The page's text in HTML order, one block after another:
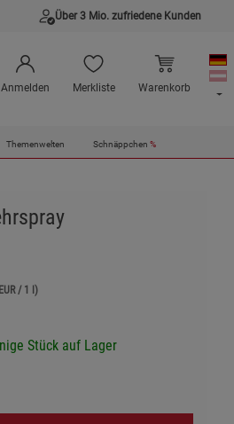
Über 3 Mio. zufriedene Kunden
Anmelden Merkliste Warenkorb
Themenwelten Schnäppchen %
/ 1 l)
Stück auf Lager